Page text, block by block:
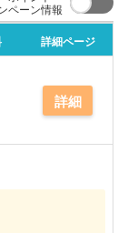
ペーン情報
詳細ページ
詳細